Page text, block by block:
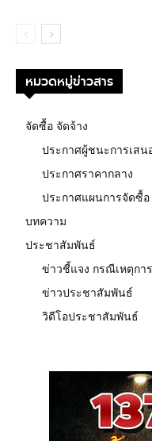
หมวดหมู่ข่าวสาร
จัดซื้อ จัดจ้าง
ประกาศผู้ชนะการเสน
ประกาศราคากลาง
ประกาศแผนการจัดซื้อ
บทความ
ประชาสัมพันธ์
ข่าวชี้แจง กรณีเหตุกา
ข่าวประชาสัมพันธ์
วิดีโอประชาสัมพันธ์